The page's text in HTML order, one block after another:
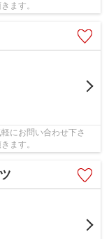
ます。
にお問い合わせ下さ
ます。